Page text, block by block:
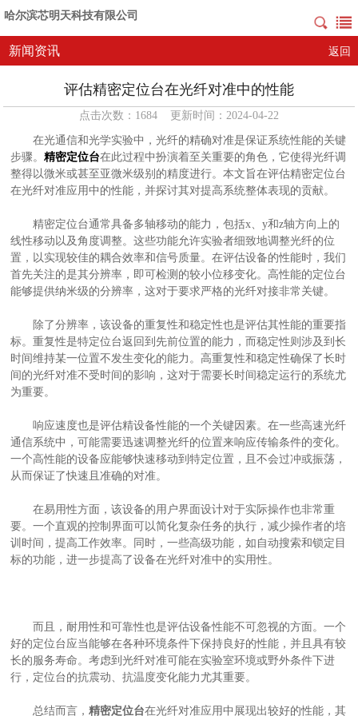
哈尔滨芯明天科技有限公司
新闻资讯 返回
评估精密定位台在光纤对准中的性能
点击次数：1684 更新时间：2024-04-22
在光通信和光学实验中，光纤的精确对准是保证系统性能的关键
步骤。精密定位台在此过程中扮演着至关重要的角色，它使得光纤调
整得以微米或甚至亚微米级别的精度进行。本文旨在评估精密定位台
在光纤对准应用中的性能，并探讨其对提高系统整体表现的贡献。
精密定位台通常具备多轴移动的能力，包括x、y和z轴方向上的
线性移动以及角度调整。这些功能允许实验者细致地调整光纤的位
置，以实现较佳的耦合效率和信号质量。在评估设备的性能时，我们
首先关注的是其分辨率，即可检测的较小位移变化。高性能的定位台
能够提供纳米级的分辨率，这对于要求严格的光纤对接非常关键。
除了分辨率，该设备的重复性和稳定性也是评估其性能的重要指
标。重复性是特定位台返回到先前位置的能力，而稳定性则涉及到长
时间维持某一位置不发生变化的能力。高重复性和稳定性确保了长时
间的光纤对准不受时间的影响，这对于需要长时间稳定运行的系统尤
为重要。
响应速度也是评估精设备性能的一个关键因素。在一些高速光纤
通信系统中，可能需要迅速调整光纤的位置来响应传输条件的变化。
一个高性能的设备应能够快速移动到特定位置，且不会过冲或振荡，
从而保证了快速且准确的对准。
在易用性方面，该设备的用户界面设计对于实际操作也非常重
要。一个直观的控制界面可以简化复杂任务的执行，减少操作者的培
训时间，提高工作效率。同时，一些高级功能，如自动搜索和锁定目
标的功能，进一步提高了设备在光纤对准中的实用性。
而且，耐用性和可靠性也是评估设备性能不可忽视的方面。一个
好的定位台应当能够在各种环境条件下保持良好的性能，并且具有较
长的服务寿命。考虑到光纤对准可能在实验室环境或野外条件下进
行，定位台的抗震动、抗温度变化能力尤其重要。
总结而言，精密定位台在光纤对准应用中展现出较好的性能，其